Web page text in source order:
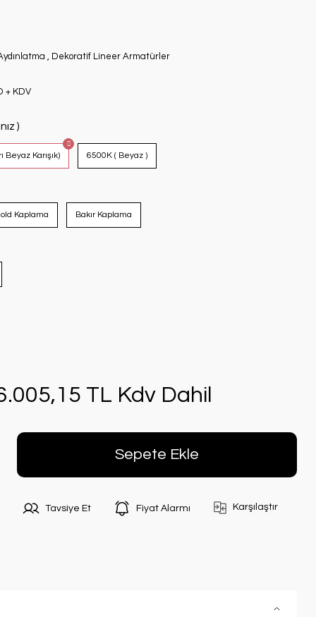
, Dekoratif Lineer Armatürler
+ KDV
)
Beyaz Karışık) 6500K ( Beyaz )
Kaplama Bakır Kaplama
TL Kdv Dahil
Sepete Ekle
Tavsiye Et Fiyat Alarmı Karşılaştır